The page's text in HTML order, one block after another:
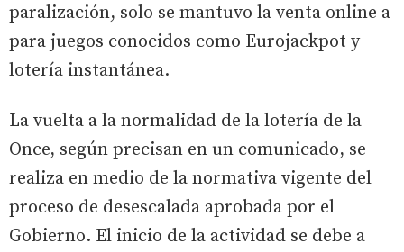
paralización, solo se mantuvo la venta online a
para juegos conocidos como Eurojackpot y
lotería instantánea.
La vuelta a la normalidad de la lotería de la
Once, según precisan en un comunicado, se
realiza en medio de la normativa vigente del
proceso de desescalada aprobada por el
Gobierno. El inicio de la actividad se debe a